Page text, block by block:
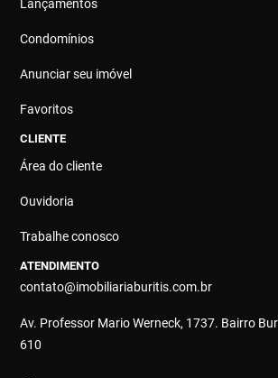
Lançamentos
Condomínios
Anunciar seu imóvel
Favoritos
CLIENTE
Área do cliente
Ouvidoria
Trabalhe conosco
ATENDIMENTO
contato@imobiliariaburitis.com.br
Av. Professor Mario Werneck, 1737. Bairro
610